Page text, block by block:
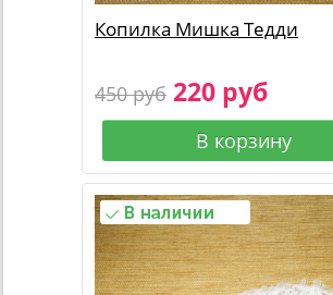
Копилка Мишка Тедди
450 руб 220 руб
В корзину